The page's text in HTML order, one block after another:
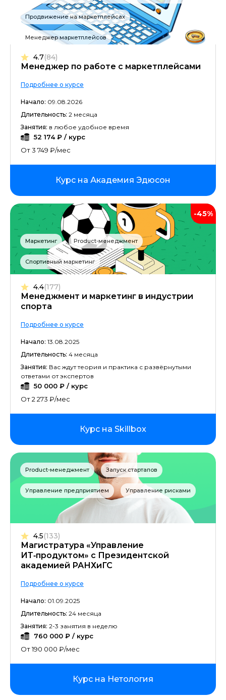
Продвижение на маркетплейсах
Менеджер маркетплейсов
Менеджер по работе с маркетплейсами
4.7(84)
Подробнее о курсе
Начало: 09.08.2026
Длительность: 2 месяца
Занятия: в любое удобное время
52 174 ₽ / курс
От 3 749 ₽/мес
Курс на Академия Эдюсон
-45%
Маркетинг Product-менеджмент
Спортивный маркетинг
Менеджмент и маркетинг в индустрии
спорта
4.4(177)
Подробнее о курсе
Начало: 13.08.2025
Длительность: 4 месяца
Занятия: Вас ждут теория и практика с развёрнутыми
ответами от экспертов
50 000 ₽ / курс
От 2 273 ₽/мес
Курс на Skillbox
Product-менеджмент Запуск стартапов
Управление предприятием Управление рисками
Магистратура «Управление
ИТ‑продуктом» c Президентской
академией РАНХиГС
4.5(133)
Подробнее о курсе
Начало: 01.09.2025
Длительность: 24 месяца
Занятия: 2-3 занятия в неделю
760 000 ₽ / курс
От 190 000 ₽/мес
Курс на Нетология